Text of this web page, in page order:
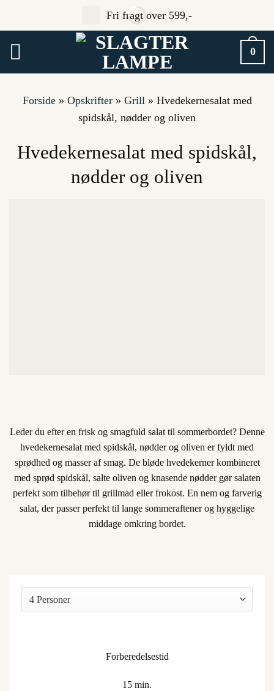
Fri fragt over 599,-
0
Forside» Opskrifter» Grill» Hvedekernesalat med
spidskål, nødder og oliven
Hvedekernesalat med spidskål,
nødder og oliven
Leder du efter en frisk og smagfuld salat til sommerbordet? Denne
hvedekernesalat med spidskål, nødder og oliven er fyldt med
sprødhed og masser af smag. De bløde hvedekerner kombineret
med sprød spidskål, salte oliven og knasende nødder gør salaten
perfekt som tilbehør til grillmad eller frokost. En nem og farverig
salat, der passer perfekt til lange sommeraftener og hyggelige
middage omkring bordet.
Forberedelsestid
15 min.